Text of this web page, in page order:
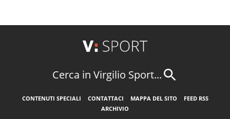
Cerca in Virgilio Sport...
CONTENUTI SPECIALI CONTATTACI MAPPA DEL SITO
FEED RSS
ARCHIVIO